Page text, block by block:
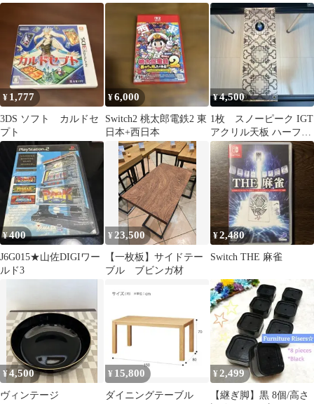
ト 囲碁
ブル ドリンクホルダ
ー付 BBQ
¥ 1,777
3DS ソフト カルドセ
プト
¥6,000
Switch2 桃太郎電鉄2 東
日本+西日本
¥4,500
1枚 スノーピーク IGT
アクリル天板 ハーフユ
ニット ゴールゼロ
¥400
J6G015★山佐DIGIワー
ルド3
¥ 23,500
【一枚板】サイドテー
ブル ブビンガ材
¥2,480
Switch THE 麻雀
¥4,500
ヴィンテージ
¥ 15,800
ダイニングテーブル
¥2,499
【継ぎ脚】黒 8個/高さ